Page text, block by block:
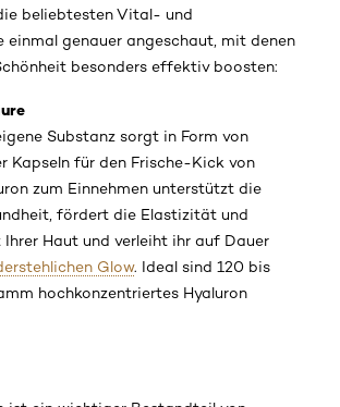
beliebtesten Vital- und
einmal genauer angeschaut, mit denen
besonders effektiv boosten:
Substanz sorgt in Form von
Kapseln für den Frische-Kick von
zum Einnehmen unterstützt die
fördert die Elastizität und
Haut und verleiht ihr auf Dauer
Glow. Ideal sind 120 bis
hochkonzentriertes Hyaluron